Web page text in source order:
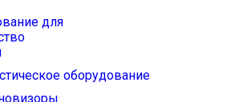
для
оборудование